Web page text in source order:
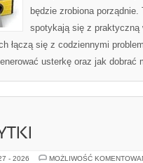
będzie zrobiona
spotykają się z
łączą się z codziennymi
usterkę oraz jak dobrać
- 2026 MOŻLIWOŚĆ